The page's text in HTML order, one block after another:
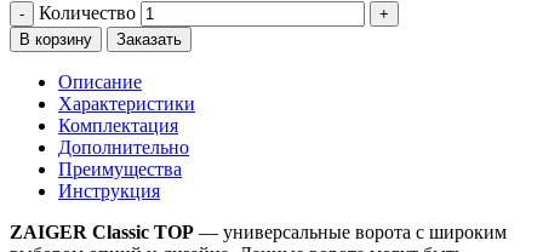
- Количество
+
В корзину
Заказать
Описание
Характеристики
Комплектация
Дополнительно
Преимущества
Инструкция
ZAIGER Classic TOP — универсальные ворота с широким